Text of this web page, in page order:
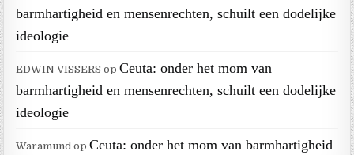
barmhartigheid en mensenrechten, schuilt een dodelijke
ideologie
EDWIN VISSERS opCeuta: onder het mom van
barmhartigheid en mensenrechten, schuilt een dodelijke
ideologie
Waramund opCeuta: onder het mom van barmhartigheid